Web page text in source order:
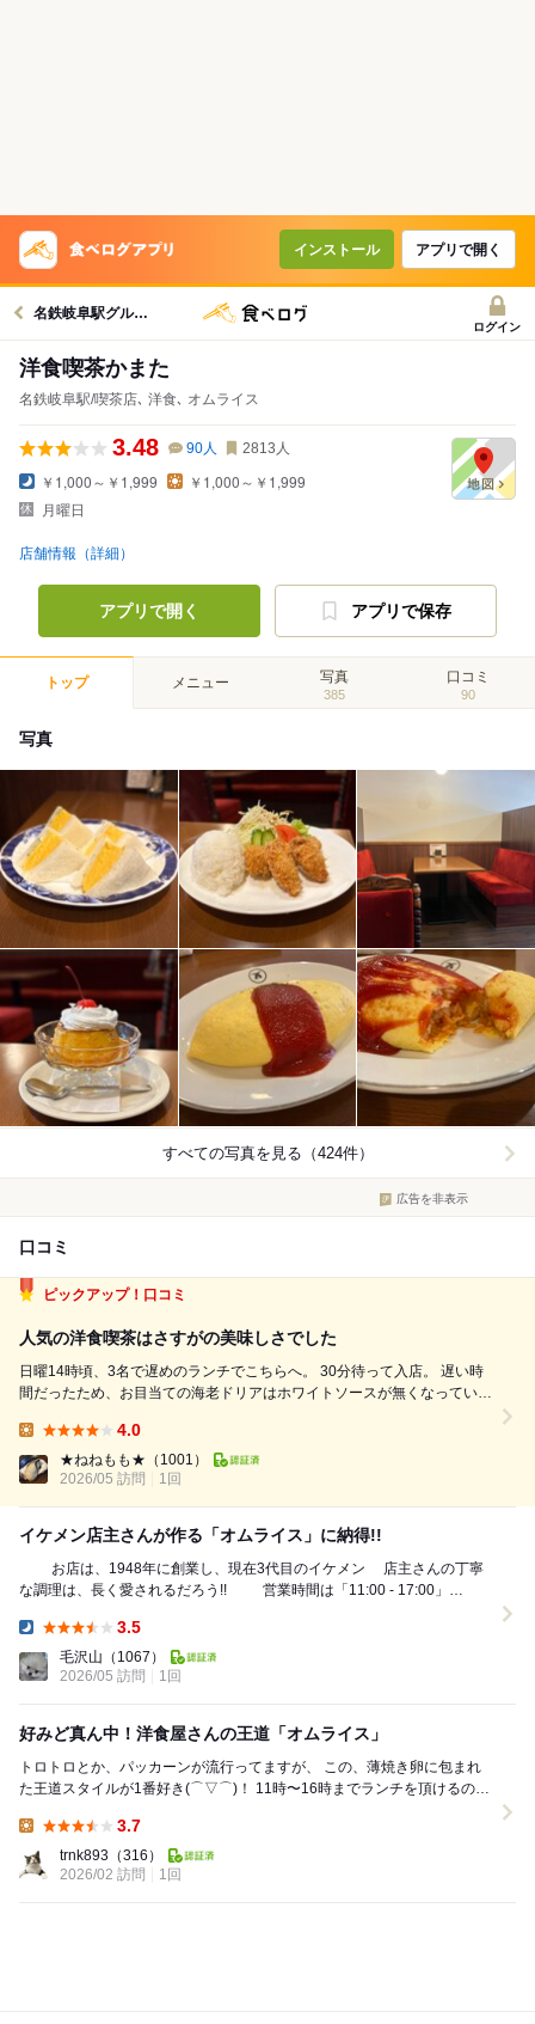
インストール アプリで開く
名鉄岐阜駅グルメへ
ログイン
洋食喫茶かまた
名鉄岐阜駅/喫茶店､ 洋食､ オムライス
3.48 90人 2813 人
￥1,000～￥1,999
￥1,000～￥1,999
月曜日
店舗情報（詳細）
アプリで開く アプリで保存
トップ メニュー 写真
385
口コミ
90
写真
すべての写真を見る（424件）
広告を非表示
口コミ
ピックアップ！口コミ
人気の洋食喫茶はさすがの美味しさでした
日曜14時頃、3名で遅めのランチでこちらへ。 30分待って入店。 遅い時
間だったため、お目当ての海老ドリアはホワイトソースが無くなっていて
4.0
★ねねもも★ （1001）
2026/05 訪問
1回
イケメン店主さんが作る「オムライス」に納得!!
な調理は、長く愛されるだろう!! 営業時間は「11:00 - 17:00」
3.5
毛沢山 （1067）
2026/05 訪問
1回
好みど真ん中！洋食屋さんの王道「オムライス」
トロトロとか、パッカーンが流行ってますが、 この、薄焼き卵に包まれ
た王道スタイルが1番好き(⌒▽⌒)！ 11時〜16時までランチを頂けるのが
3.7
trnk893 （316）
2026/02 訪問
1回